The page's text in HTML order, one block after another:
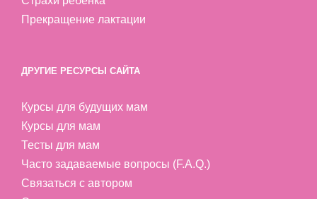
Прекращение лактации
ДРУГИЕ РЕСУРСЫ САЙТА
Курсы для будущих мам
Курсы для мам
Тесты для мам
Часто задаваемые вопросы (F.A.Q.)
Связаться с автором